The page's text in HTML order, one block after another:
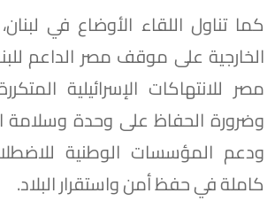
كما تناول اللقاء الأوضاع في
الخارجية على موقف مصر الداعم
مصر للانتهاكات الإسرائيلية
وضرورة الحفاظ على وحدة وسلامة
ودعم المؤسسات الوطنية
كاملة في حفظ أمن واستقرار البلاد.